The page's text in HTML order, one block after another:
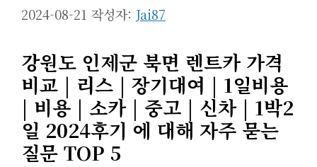
2024-08-21 작성자: Jai87
강원도 인제군 북면 렌트카 가격
비교 | 리스 | 장기대여 | 1일비용
| 비용 | 소카 | 중고 | 신차 | 1박2
일 2024후기 에 대해 자주 묻는
질문 TOP 5